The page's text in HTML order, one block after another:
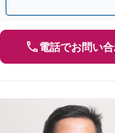
電話でお問い